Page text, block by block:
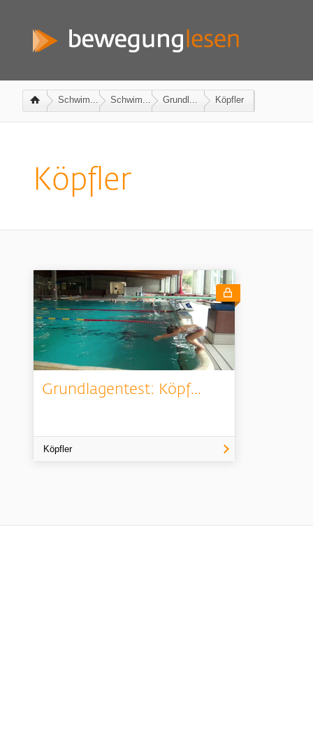
Schwim... Schwim... Grundl... Köpfler
Köpfler
Grundlagentest: Köpf...
Köpfler